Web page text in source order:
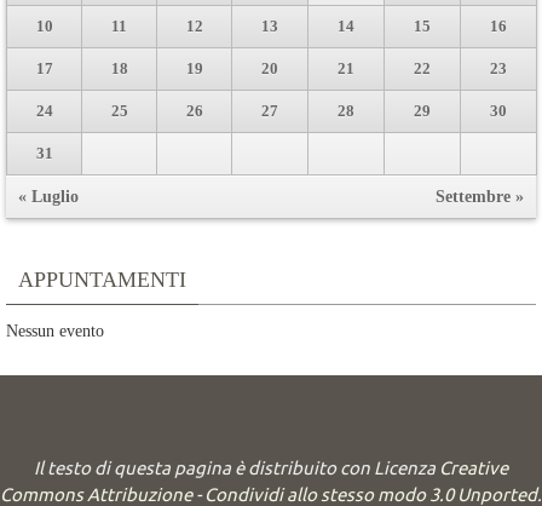
10 11 12 13 14 15 16
17 18 19 20 21 22 23
24 25 26 27 28 29 30
31
« Luglio Settembre »
APPUNTAMENTI
Nessun evento
Il testo di questa pagina è distribuito con Licenza Creative
Commons Attribuzione - Condividi allo stesso modo 3.0 Unported.